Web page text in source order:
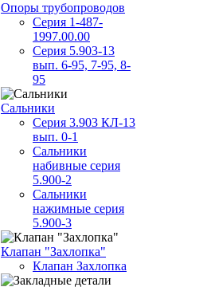
Опоры трубопроводов
Серия 1-487-
1997.00.00
Серия 5.903-13
вып. 6-95, 7-95, 8-
95
Сальники
Серия 3.903 КЛ-13
вып. 0-1
Сальники
набивные серия
5.900-2
Сальники
нажимные серия
5.900-3
Клапан "Захлопка"
Клапан Захлопка